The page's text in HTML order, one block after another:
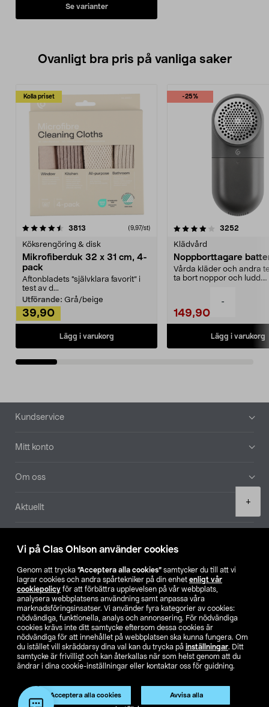
Vi på Clas Ohlson använder cookies
Genom att trycka ”Acceptera alla cookies” samtycker du till att vi
lagrar cookies och andra spårtekniker på din enhet enligt vår
cookiepolicy för att förbättra upplevelsen på vår webbplats,
analysera webbplatsens användning samt anpassa våra
marknadsföringsinsatser. Vi använder fyra kategorier av cookies:
nödvändiga, funktionella, analys och annonsering. För nödvändiga
cookies krävs inte ditt samtycke eftersom dessa cookies är
nödvändiga för att innehållet på webbplatsen ska kunna fungera. Om
du istället vill skräddarsy dina val kan du trycka på inställningar. Ditt
samtycke är frivilligt och kan återkallas när som helst genom att du
ändrar i dina cookie-inställningar eller kontaktar oss för guidning.
Acceptera alla cookies Avvisa alla
-
+
• Programmera drönarens färdväg
Se varianter
Ovanligt bra pris på vanliga saker
Kolla priset
3813 (9,97/st)
Köksrengöring & disk
Mikrofiberduk 32 x 31 cm, 4-
pack
Aftonbladets "självklara favorit” i
test av d...
Utförande: Grå/beige
39,90
Lägg i varukorg
-25%
4.0av 5 stjärnor 3252
Klädvård
Noppborttagare
Vårda kläder och andra
ta bort noppor och ludd.
149,90
Lägg i varukorg
4.5av 5 stjärnor
Sidfot
Kundservice
Mitt konto
Om oss
Aktuellt
Hitta butik
SE NO FI
Ändra till priser exklusive moms